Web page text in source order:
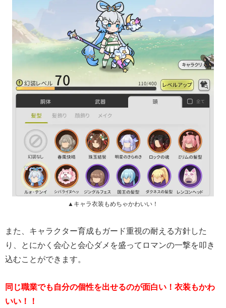
▲キャラ衣装もめちゃかわいい！
また、キャラクター育成もガード重視の耐える方針した
り、とにかく会心と会心ダメを盛ってロマンの一撃を叩き
込むことができます。
同じ職業でも自分の個性を出せるのが面白い！衣装もかわ
いい！！